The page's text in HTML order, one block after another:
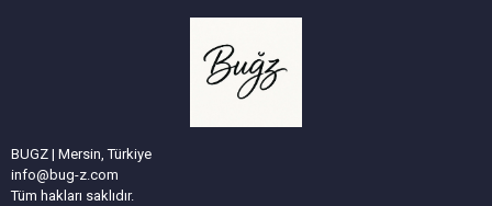
BUGZ | Mersin, Türkiye
info@bug-z.com
Tüm hakları saklıdır.